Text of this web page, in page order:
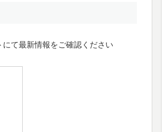
て最新情報をご確認ください